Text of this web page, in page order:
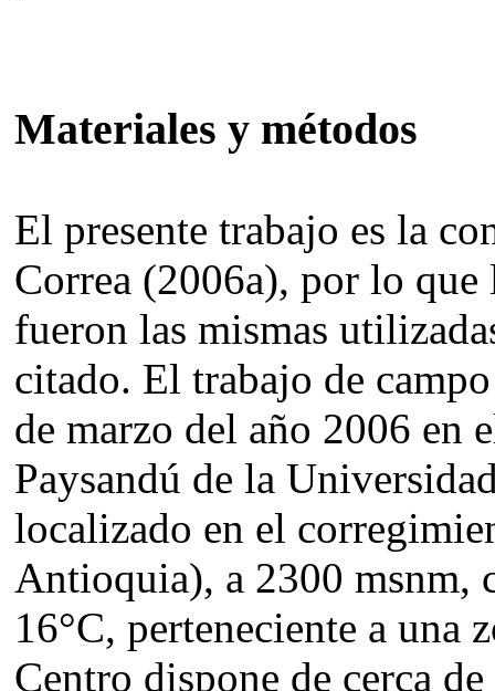
Materiales y métodos
El presente trabajo es la
Correa (2006a), por lo que
fueron las mismas
citado. El trabajo de
de marzo del año 2006 en
Paysandú de la
localizado en el
Antioquia), a 2300 msnm,
16°C, perteneciente a una
Centro dispone de cerca